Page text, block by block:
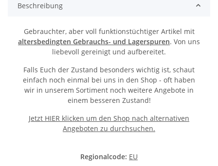
Beschreibung
Gebrauchter, aber voll funktionstüchtiger Artikel mit
altersbedingten Gebrauchs- und Lagerspuren. Von uns
liebevoll gereinigt und aufbereitet.
Falls Euch der Zustand besonders wichtig ist, schaut
einfach noch einmal bei uns in den Shop - oft haben
wir in unserem Sortiment noch weitere Angebote in
einem besseren Zustand!
Jetzt HIER klicken um den Shop nach alternativen
Angeboten zu durchsuchen.
Regionalcode: EU